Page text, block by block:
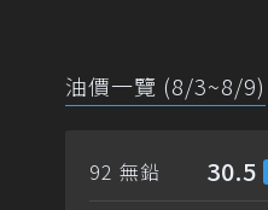
油價一覽 (8/3~8/9)
92 無鉛 30.5